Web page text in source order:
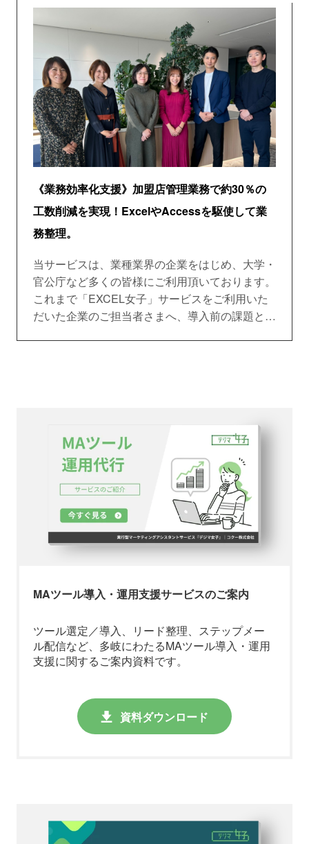
《業務効率化支援》加盟店管理業務で約30％の
工数削減を実現！ExcelやAccessを駆使して業
務整理。
当サービスは、業種業界の企業をはじめ、大学・
官公庁など多くの皆様にご利用頂いております。
これまで「EXCEL女子」サービスをご利用いた
だいた企業のご担当者さまへ、導入前の課題と導
MAツール導入・運用支援サービスのご案内
ツール選定／導入、
リード整理、ステップメー
ル配信など、多岐にわたるMAツール導入・運用
支援に関するご案内資料です。
資料ダウンロード